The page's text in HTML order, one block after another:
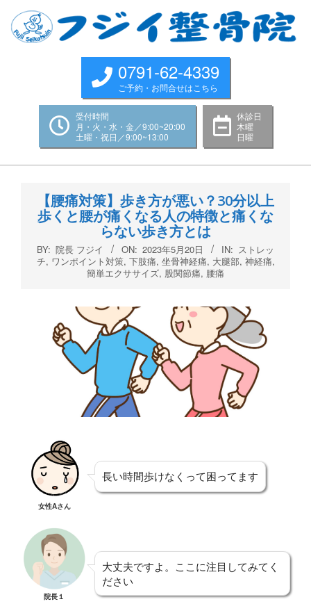
content
0791-62-4339
ご予約・お問合せはこちら
受付時間
月・火・水・金／9:00~20:00
土曜・祝日／9:00~13:00
休診日
木曜
日曜
【腰痛対策】歩き方が悪い？30分以上
歩くと腰が痛くなる人の特徴と痛くな
らない歩き方とは
BY: 院長 フジイ ON: 2023年5月20日 IN: ストレッ
チ, ワンポイント対策, 下肢痛, 坐骨神経痛, 大腿部, 神経痛,
簡単エクササイズ, 股関節痛, 腰痛
女性Aさん
長い時間歩けなくって困ってます
院長１
大丈夫ですよ。ここに注目してみてく
ださい